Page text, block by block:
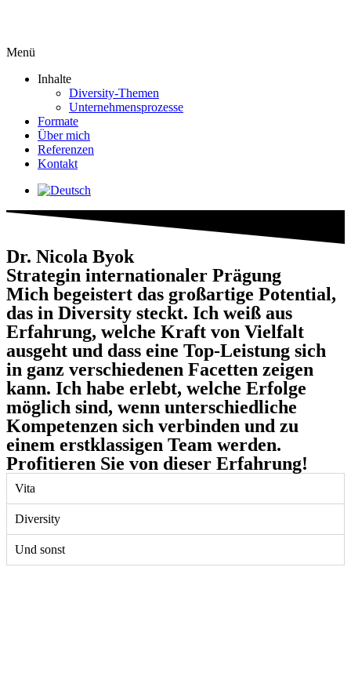
Menü
Inhalte
Diversity-Themen
Unternehmensprozesse
Formate
Über mich
Referenzen
Kontakt
Dr. Nicola Byok
Strategin internationaler Prägung
Mich begeistert das großartige Potential,
das in Diversity steckt. Ich weiß aus
Erfahrung, welche Kraft von Vielfalt
ausgeht und dass eine Top-Leistung sich
in ganz verschiedenen Facetten zeigen
kann. Ich habe erlebt, welche Erfolge
möglich sind, wenn unterschiedliche
Kompetenzen sich verbinden und zu
einem erstklassigen Team werden.
Profitieren Sie von dieser Erfahrung!
Vita
Diversity
Und sonst